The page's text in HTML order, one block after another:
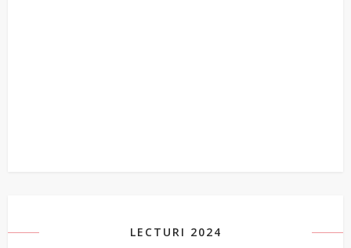
LECTURI 2024